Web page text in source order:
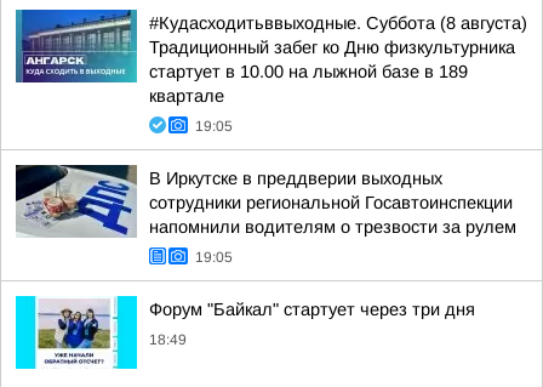
#Кудасходитьввыходные. Суббота (8 августа)
Традиционный забег ко Дню физкультурника
стартует в 10.00 на лыжной базе в 189
квартале
19:05
В Иркутске в преддверии выходных
сотрудники региональной Госавтоинспекции
напомнили водителям о трезвости за рулем
19:05
Форум "Байкал" стартует через три дня
18:49